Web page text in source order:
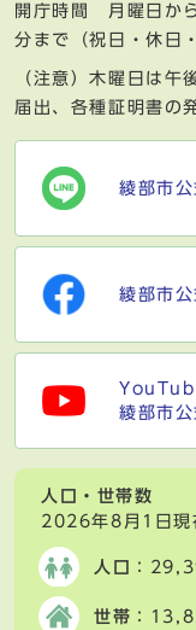
開庁時間 月曜日か
分まで（祝日・休日
（注意）木曜日は午
届出、各種証明書の
綾部市
綾部市
綾部市
人口・世帯数
2026年8月1日現
人口 ：
世帯 ：